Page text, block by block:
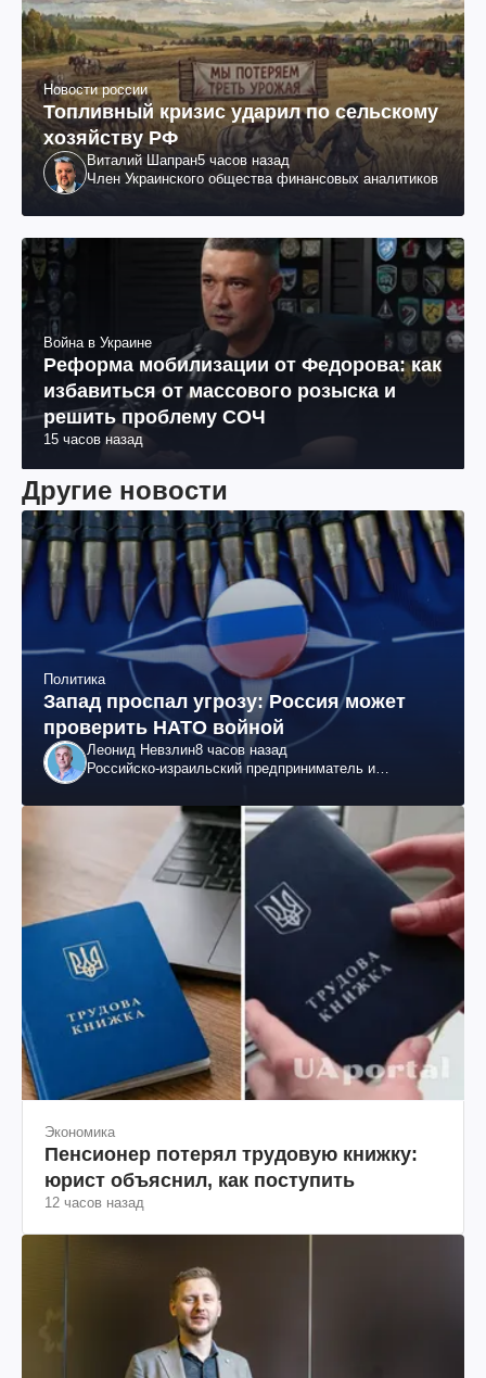
Новости россии
Топливный кризис ударил по сельскому
хозяйству РФ
Виталий Шапран5 часов назад
Член Украинского общества финансовых аналитиков
Война в Украине
Реформа мобилизации от Федорова: как
избавиться от массового розыска и
решить проблему СОЧ
15 часов назад
Другие новости
Политика
Запад проспал угрозу: Россия может
проверить НАТО войной
Леонид Невзлин8 часов назад
Российско-израильский предприниматель и
"ЮКОСа"
Экономика
Пенсионер потерял трудовую книжку:
юрист объяснил, как поступить
12 часов назад